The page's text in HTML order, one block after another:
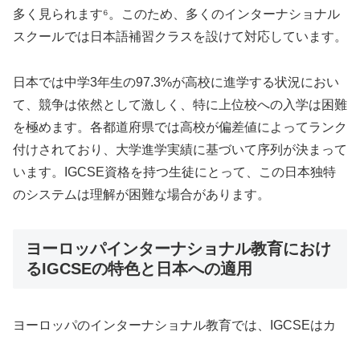
多く見られます⁶。このため、多くのインターナショナル
スクールでは日本語補習クラスを設けて対応しています。
日本では中学3年生の97.3%が高校に進学する状況におい
て、競争は依然として激しく、特に上位校への入学は困難
を極めます。各都道府県では高校が偏差値によってランク
付けされており、大学進学実績に基づいて序列が決まって
います。IGCSE資格を持つ生徒にとって、この日本独特
のシステムは理解が困難な場合があります。
ヨーロッパインターナショナル教育におけ
るIGCSEの特色と日本への適用
ヨーロッパのインターナショナル教育では、IGCSEはカ